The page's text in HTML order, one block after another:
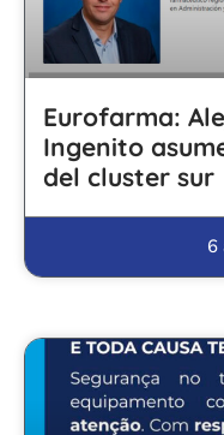
Eurofarma:
Ingenito
del cluster sur
6